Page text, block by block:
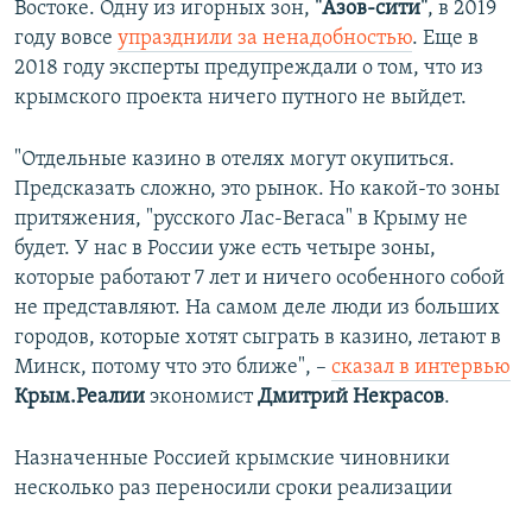
Востоке. Одну из игорных зон, "Азов-сити", в 2019
году вовсе упразднили за ненадобностью. Еще в
2018 году эксперты предупреждали о том, что из
крымского проекта ничего путного не выйдет.
"Отдельные казино в отелях могут окупиться.
Предсказать сложно, это рынок. Но какой-то зоны
притяжения, "русского Лас-Вегаса" в Крыму не
будет. У нас в России уже есть четыре зоны,
которые работают 7 лет и ничего особенного собой
не представляют. На самом деле люди из больших
городов, которые хотят сыграть в казино, летают в
Минск, потому что это ближе", – сказал в интервью
Крым.Реалии экономистДмитрий Некрасов.
Назначенные Россией крымские чиновники
несколько раз переносили сроки реализации